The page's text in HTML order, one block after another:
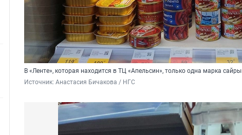
В «Ленте», которая находится в ТЦ «Апельсин», только одна марка сайры
Источник: Анастасия Бичакова / НГС